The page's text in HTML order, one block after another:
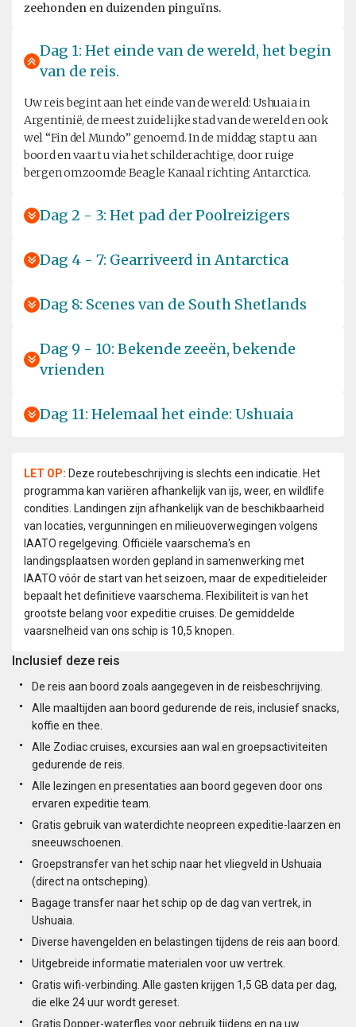
zeehonden en duizenden pinguïns.
Dag 1: Het einde van de wereld, het begin
van de reis.
Uw reis begint aan het einde van de wereld: Ushuaia in
Argentinië, de meest zuidelijke stad van de wereld en ook
wel “Fin del Mundo” genoemd. In de middag stapt u aan
boord en vaart u via het schilderachtige, door ruige
bergen omzoomde Beagle Kanaal richting Antarctica.
Dag 2 - 3: Het pad der Poolreizigers
Dag 4 - 7: Gearriveerd in Antarctica
Dag 8: Scenes van de South Shetlands
Dag 9 - 10: Bekende zeeën, bekende
vrienden
Dag 11: Helemaal het einde: Ushuaia
LET OP: Deze routebeschrijving is slechts een indicatie. Het
programma kan variëren afhankelijk van ijs, weer, en wildlife
condities. Landingen zijn afhankelijk van de beschikbaarheid
van locaties, vergunningen en milieuoverwegingen volgens
IAATO regelgeving. Officiële vaarschema's en
landingsplaatsen worden gepland in samenwerking met
IAATO vóór de start van het seizoen, maar de expeditieleider
bepaalt het definitieve vaarschema. Flexibiliteit is van het
grootste belang voor expeditie cruises. De gemiddelde
vaarsnelheid van ons schip is 10,5 knopen.
Inclusief deze reis
De reis aan boord zoals aangegeven in de reisbeschrijving.
Alle maaltijden aan boord gedurende de reis, inclusief snacks,
koffie en thee.
Alle Zodiac cruises, excursies aan wal en groepsactiviteiten
gedurende de reis.
Alle lezingen en presentaties aan boord gegeven door ons
ervaren expeditie team.
Gratis gebruik van waterdichte neopreen expeditie-laarzen en
sneeuwschoenen.
Groepstransfer van het schip naar het vliegveld in Ushuaia
(direct na ontscheping).
Bagage transfer naar het schip op de dag van vertrek, in
Ushuaia.
Diverse havengelden en belastingen tijdens de reis aan boord.
Uitgebreide informatie materialen voor uw vertrek.
Gratis wifi-verbinding. Alle gasten krijgen 1,5 GB data per dag,
die elke 24 uur wordt gereset.
Gratis Dopper-waterfles voor gebruik tijdens en na uw